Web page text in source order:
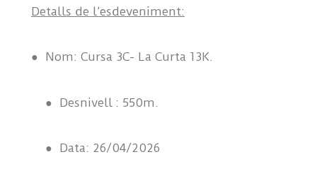
Detalls de l’esdeveniment:
● Nom: Cursa 3C- La Curta 13K.
● Desnivell : 550m.
● Data: 26/04/2026